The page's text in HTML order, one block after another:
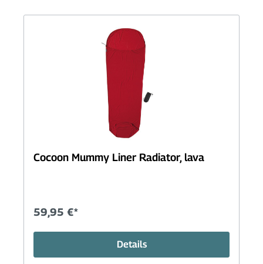
Cocoon Mummy Liner Radiator, lava
59,95 €*
Details